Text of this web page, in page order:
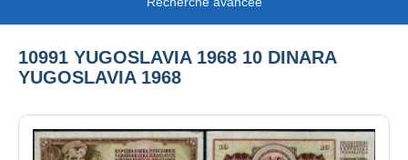
10991 YUGOSLAVIA 1968 10 DINARA
YUGOSLAVIA 1968